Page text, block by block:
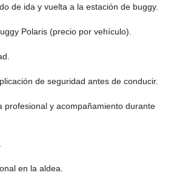
de ida y vuelta a la estación de buggy.
Polaris (precio por vehículo).
de seguridad antes de conducir.
profesional y acompañamiento durante
en la aldea.